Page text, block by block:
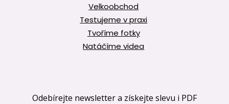
Velkoobchod
Testujeme v praxi
Tvoříme fotky
Natáčíme videa
Odebírejte newsletter a získejte slevu i PDF